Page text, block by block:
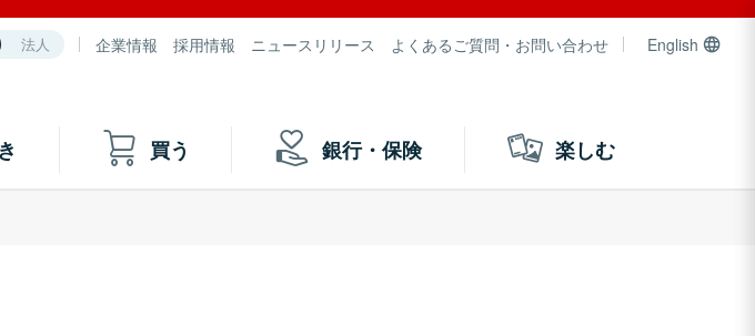
法人 企業情報 採用情報 ニュースリリース よくあるご質問・お問い合わせ English
買う 銀行・保険 楽しむ